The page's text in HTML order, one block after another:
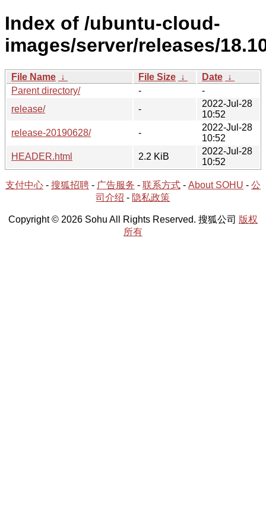
Index of /ubuntu-cloud-
images/server/releases/
File Name ↓ File Size ↓ Date ↓
Parent directory/
-
-
release/
-
2022-Jul-28
10:52
release-20190628/
-
2022-Jul-28
10:52
HEADER.html
2.2 KiB
2022-Jul-28
10:52
支付中心 - 搜狐招聘 - 广告服务 - 联系方式 - About SOHU - 公
司介绍 - 隐私政策
Copyright © 2026 Sohu All Rights Reserved. 搜狐公司 版权
所有